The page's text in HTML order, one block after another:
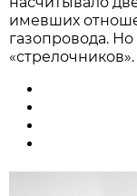
имевших
газопровода.
«стрелочников».